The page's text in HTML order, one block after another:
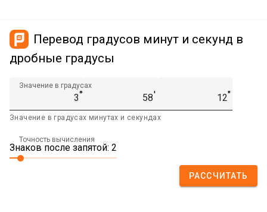
Перевод градусов минут и секунд в
дробные градусы
Значение в градусах
° ′ ″
Значение в градусах минутах и секундах
Точность вычисления
Знаков после запятой: 2
РАССЧИТАТЬ